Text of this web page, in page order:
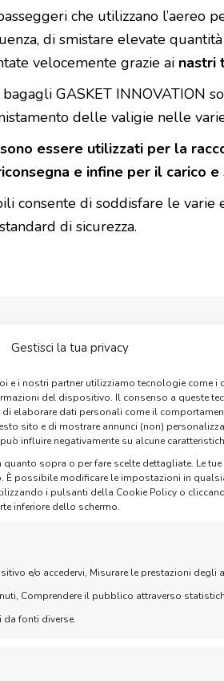
Gestisci la tua privacy
e i nostri partner utilizziamo tecnologie come i
del dispositivo. Il consenso a queste
di elaborare dati personali come il
sito e di mostrare annunci (non)
influire negativamente su alcune
sopra o per fare scelte dettagliate. Le
È possibile modificare le impostazioni in
i pulsanti della Cookie Policy o
inferiore dello schermo.
e/o accedervi, Misurare le prestazioni degli
Comprendere il pubblico attraverso
fonti diverse.
che utilizzano l’aereo
di smistare elevate
velocemente grazie ai nastri
GASKET INNOVATION
delle valigie nelle
essere utilizzati per la
e infine per il carico
consente di soddisfare le
di sicurezza.
VANTAGGI
RAGGI X
Realizzati
forti danni,